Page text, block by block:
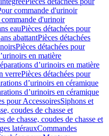
commande d'urinoir
commande d'urinoir
eauPièces détachées pour
abattantPièces détachées
Pièces détachées pour
en matière
d’urinoirs en matière
verrePièces détachées pour
d’urinoirs en céramique
d’urinoirs en céramique
pour AccessoiresSiphons et
coudes de chasse et
de chasse, coudes de chasse et
latérauxCommandes